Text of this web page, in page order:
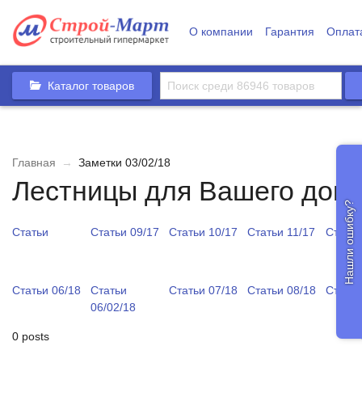
О компании Гарантия
Каталог товаров
Главная → Заметки 03/02/18
Лестницы для Вашего
Статьи Статьи 09/17 Статьи 10/17 Статьи 11/17
Статьи 06/18
Статьи
06/02/18
Статьи 07/18 Статьи 08/18
0 posts
Нашли ошибку?